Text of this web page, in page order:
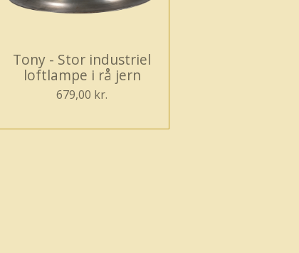
Tony - Stor industriel
loftlampe i rå jern
679,00 kr.